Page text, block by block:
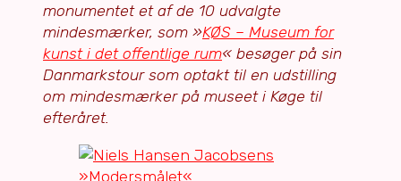
monumentet et af de 10 udvalgte
mindesmærker, som »KØS – Museum for
kunst i det offentlige rum« besøger på sin
Danmarkstour som optakt til en udstilling
om mindesmærker på museet i Køge til
efteråret.